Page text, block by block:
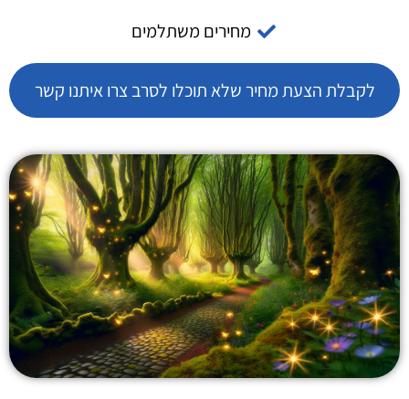
מחירים משתלמים
לקבלת הצעת מחיר שלא תוכלו לסרב צרו איתנו קשר